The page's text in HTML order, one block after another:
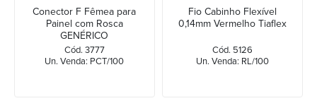
Conector F Fêmea para
Painel com Rosca
GENÉRICO
Cód. 3777
Un. Venda: PCT/100
Fio Cabinho Flexível
0,14mm Vermelho Tiaflex
Cód. 5126
Un. Venda: RL/100